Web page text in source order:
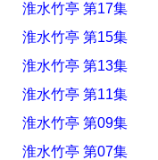
淮水竹亭 第17集
淮水竹亭 第15集
淮水竹亭 第13集
淮水竹亭 第11集
淮水竹亭 第09集
淮水竹亭 第07集